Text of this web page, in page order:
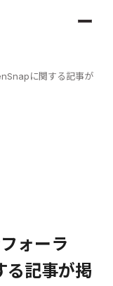
に関する記事が
ォーラ
る記事が掲